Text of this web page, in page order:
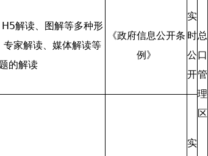
总
口
管
理
区
解读、图解等多种形
家解读、媒体解读等
的解读
《政府信息公开条
例》
实
时
公
开
实